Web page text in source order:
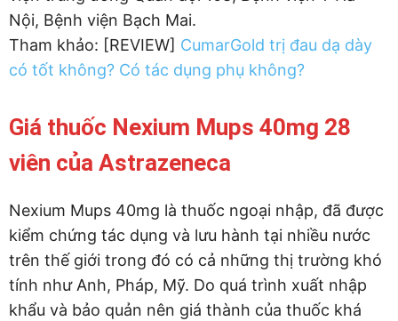
Nội, Bệnh viện Bạch Mai.
Tham khảo: [REVIEW] CumarGold trị đau dạ dày
có tốt không? Có tác dụng phụ không?
Giá thuốc Nexium Mups 40mg 28
viên của Astrazeneca
Nexium Mups 40mg là thuốc ngoại nhập, đã được
kiểm chứng tác dụng và lưu hành tại nhiều nước
trên thế giới trong đó có cả những thị trường khó
tính như Anh, Pháp, Mỹ. Do quá trình xuất nhập
khẩu và bảo quản nên giá thành của thuốc khá